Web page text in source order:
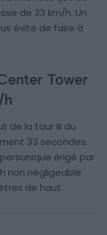
de 33 km/h. Un
évite de faire à
Tower
de la tour III du
33 secondes.
érigé par
non négligeable
de haut.